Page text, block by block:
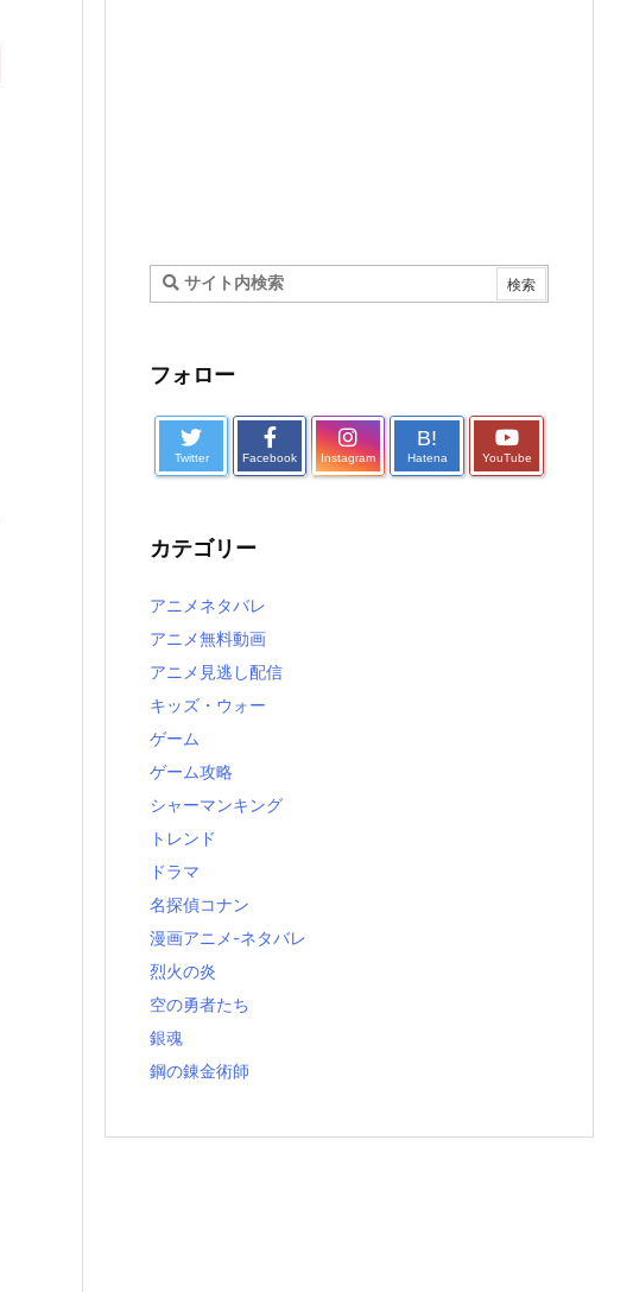
フォロー
Twitter Facebook Instagram
B!
Hatena YouTube
カテゴリー
アニメネタバレ
アニメ無料動画
アニメ見逃し配信
キッズ・ウォー
ゲーム
ゲーム攻略
シャーマンキング
トレンド
ドラマ
名探偵コナン
漫画アニメ-ネタバレ
烈火の炎
空の勇者たち
銀魂
鋼の錬金術師